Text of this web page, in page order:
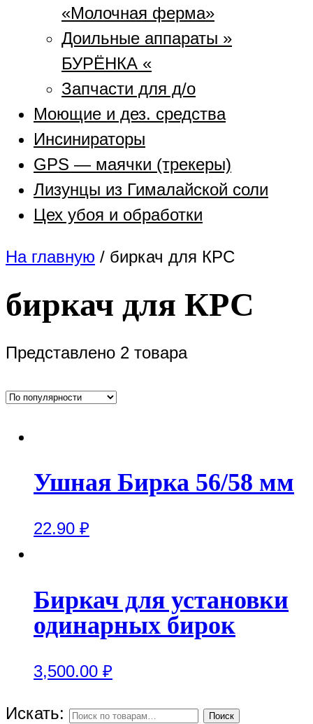
«Молочная ферма»
Доильные аппараты »
БУРЁНКА «
Запчасти для д/о
Моющие и дез. средства
Инсинираторы
GPS — маячки (трекеры)
Лизунцы из Гималайской соли
Цех убоя и обработки
На главную / биркач для КРС
биркач для КРС
Представлено 2 товара
Ушная Бирка 56/58 мм
22.90 ₽
Биркач для установки
одинарных бирок
3,500.00 ₽
Искать: Поиск